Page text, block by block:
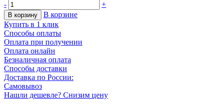
-
+
В корзину
В корзине
Купить в 1 клик
Способы оплаты
Оплата при получении
Оплата онлайн
Безналичная оплата
Способы доставки
Доставка по России:
Самовывоз
Нашли дешевле? Снизим цену